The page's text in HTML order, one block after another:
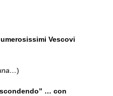
Vescovi
)
… con